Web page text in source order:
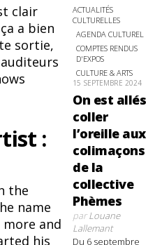
clair
a bien
sortie,
:
the
name
more and
his
ACTUALITÉS
CULTURELLES
AGENDA CULTUREL
COMPTES RENDUS
D'EXPOS
CULTURE & ARTS
15 SEPTEMBRE 2024
On est allés
coller
l’oreille aux
colimaçons
de la
collective
Phèmes
parLouane
Lallemant
Du 6 septembre